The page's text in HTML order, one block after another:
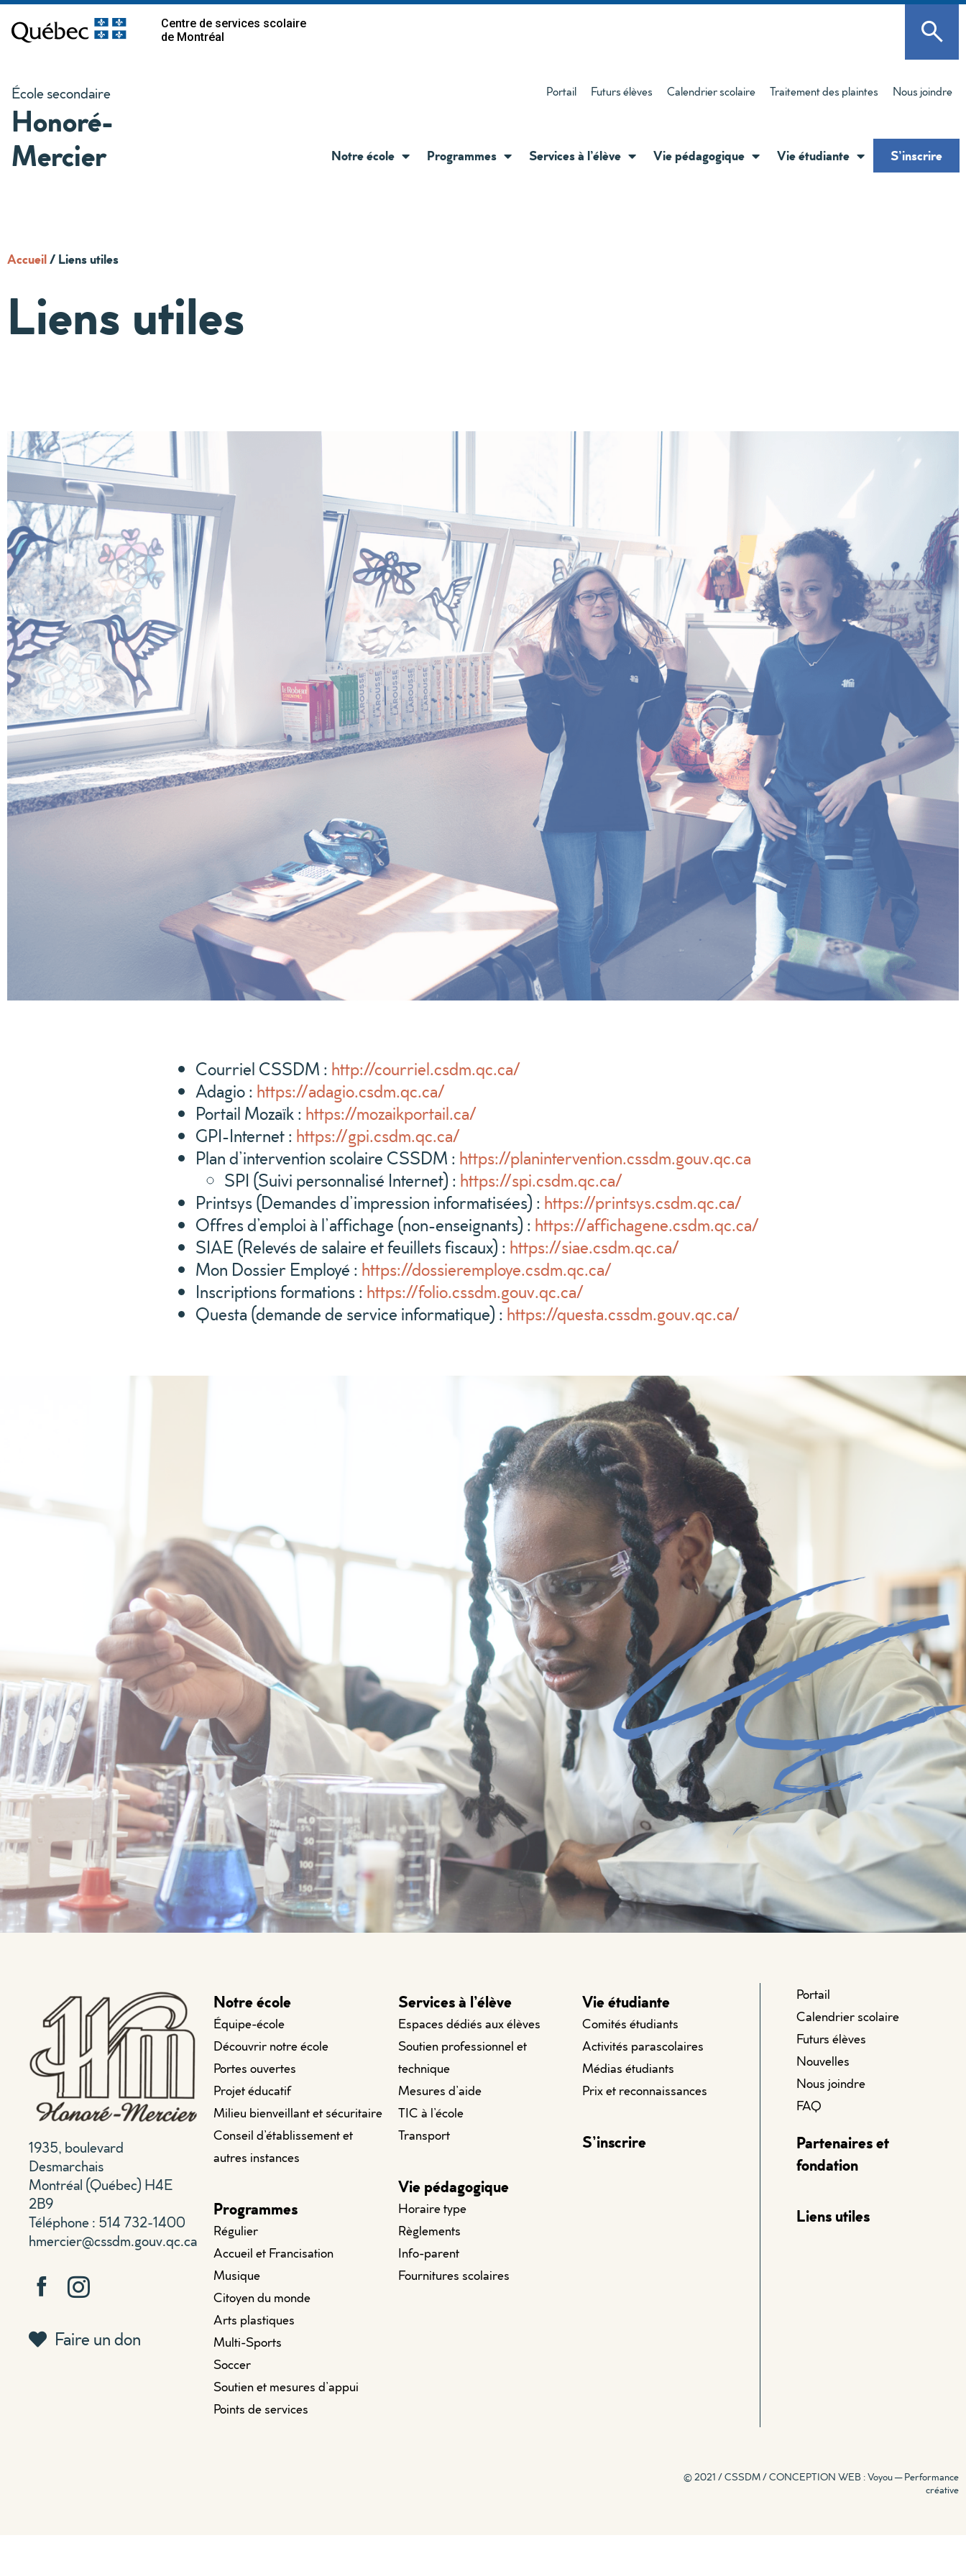
Centre de services scolaire
de Montréal
École secondaire
Honoré-
Mercier
Portail Futurs élèves Calendrier scolaire Traitement des plaintes Nous joindre
Notre école Programmes Services à l’élève Vie pédagogique Vie étudiante S’inscrire
Accueil/Liens utiles
Liens utiles
Courriel CSSDM : http://courriel.csdm.qc.ca/
Adagio : https://adagio.csdm.qc.ca/
Portail Mozaïk : https://mozaikportail.ca/
GPI-Internet : https://gpi.csdm.qc.ca/
Plan d’intervention scolaire CSSDM : https://planintervention.cssdm.gouv.qc.ca
SPI (Suivi personnalisé Internet) : https://spi.csdm.qc.ca/
Printsys (Demandes d’impression informatisées) : https://printsys.csdm.qc.ca/
Offres d’emploi à l’affichage (non-enseignants) : https://affichagene.csdm.qc.ca/
SIAE (Relevés de salaire et feuillets fiscaux) : https://siae.csdm.qc.ca/
Mon Dossier Employé : https://dossieremploye.csdm.qc.ca/
Inscriptions formations : https://folio.cssdm.gouv.qc.ca/
Questa (demande de service informatique) : https://questa.cssdm.gouv.qc.ca/
1935, boulevard
Desmarchais
Montréal (Québec) H4E
2B9
Téléphone : 514 732-1400
hmercier@cssdm.gouv.qc.ca
Faire un don
Notre école
Équipe-école
Découvrir notre école
Portes ouvertes
Projet éducatif
Milieu bienveillant et sécuritaire
Conseil d’établissement et
autres instances
Programmes
Régulier
Accueil et Francisation
Musique
Citoyen du monde
Arts plastiques
Multi-Sports
Soccer
Soutien et mesures d’appui
Points de services
Services à l’élève
Espaces dédiés aux élèves
Soutien professionnel et
technique
Mesures d’aide
TIC à l’école
Transport
Vie pédagogique
Horaire type
Règlements
Info-parent
Fournitures scolaires
Vie étudiante
Comités étudiants
Activités parascolaires
Médias étudiants
Prix et reconnaissances
S’inscrire
Portail
Calendrier scolaire
Futurs élèves
Nouvelles
Nous joindre
FAQ
Partenaires et
fondation
Liens utiles
© 2021 / CSSDM /CONCEPTION WEB : Voyou — Performance
créative